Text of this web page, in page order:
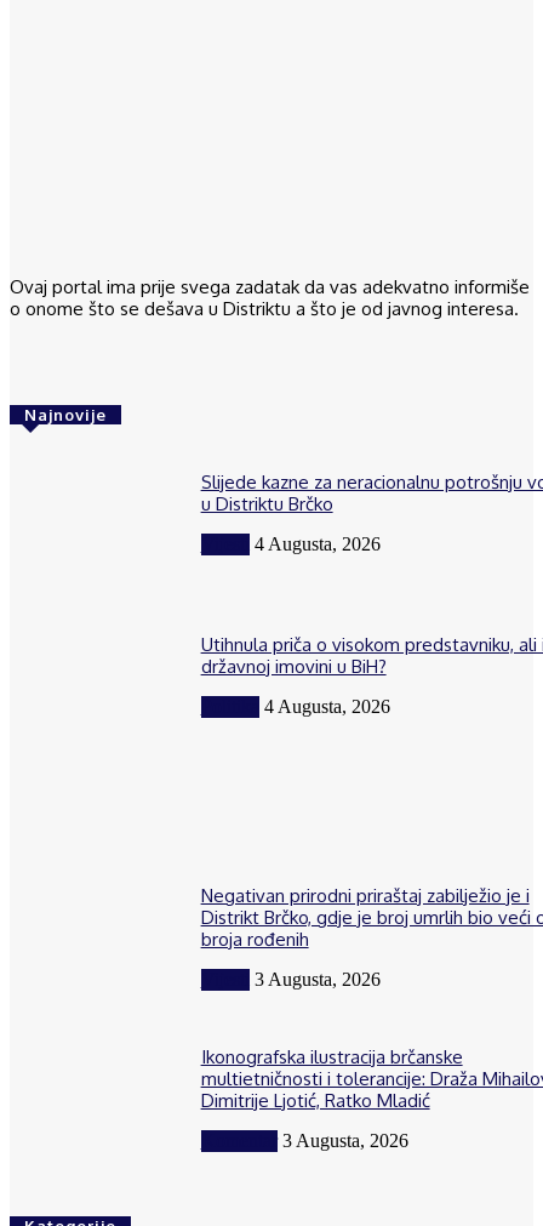
Ovaj portal ima prije svega zadatak da vas adekvatno informiše
o onome što se dešava u Distriktu a što je od javnog interesa.
Najnovije
Slijede kazne za neracionalnu potrošnju
u Distriktu Brčko
4 Augusta, 2026
Utihnula priča o visokom predstavniku, ali
državnoj imovini u BiH?
4 Augusta, 2026
Negativan prirodni priraštaj zabilježio je i
Distrikt Brčko, gdje je broj umrlih bio veći
broja rođenih
3 Augusta, 2026
Ikonografska ilustracija brčanske
multietničnosti i tolerancije: Draža
Dimitrije Ljotić, Ratko Mladić
3 Augusta, 2026